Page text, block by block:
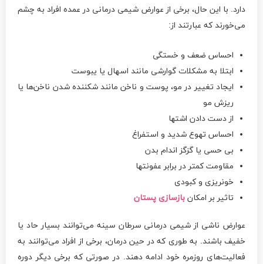
دارد. با این حال، برخی از عوارض شیمی درمانی در عمده افراد به چشم
می‌خورند که عبارتند از:
احساس ضعف و خستگی
ابتلا به مشکلات گوارشی مانند اسهال یا یبوست
ایجاد تغییر در مو، پوست و ناخن مانند شکننده شدن ناخن‌ها یا
ریزش مو
از دست دادن اشتها
احساس تهوع شدید و استفراغ
بی حسی یا گزگز اندام بدن
مقاومت کمتر در برابر عفونت­ها
خونریزی و کبودی
تاثیر بر امکان بازسازی پستان
عوارض ناشی از شیمی درمانی سرطان سینه می‌توانند بسیار حاد یا
خفیف باشند. به طوری که در حین درمان، برخی از افراد می‌توانند به
فعالیت‌های روزمره خود ادامه دهند. در صورتی که برخی دیگر دوره